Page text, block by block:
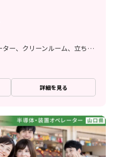
検査、マシンオペレーター、クリーンルーム、立ち作業
詳細を見る